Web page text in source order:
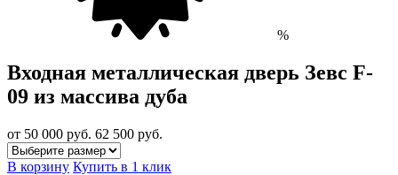
%
Входная металлическая дверь Зевс F-
09 из массива дуба
от 50 000 руб. 62 500 руб.
В корзину Купить в 1 клик